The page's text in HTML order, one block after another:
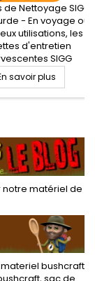
Nettoyage SIGG
- En voyage ou
utilisations, les
d'entretien
SIGG
parfaitement au
de votre bouteille,
ou poche à eau.
effervescentes
SIGG
savoir plus
notre matériel de
materiel bushcraft